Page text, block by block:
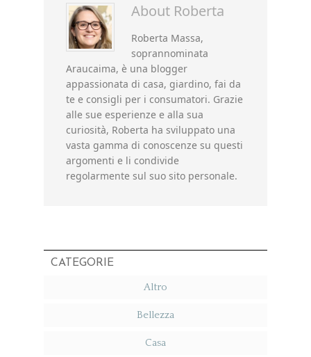
About Roberta
Roberta Massa,
soprannominata
Araucaima, è una blogger
appassionata di casa, giardino, fai da
te e consigli per i consumatori. Grazie
alle sue esperienze e alla sua
curiosità, Roberta ha sviluppato una
vasta gamma di conoscenze su questi
argomenti e li condivide
regolarmente sul suo sito personale.
CATEGORIE
Altro
Bellezza
Casa